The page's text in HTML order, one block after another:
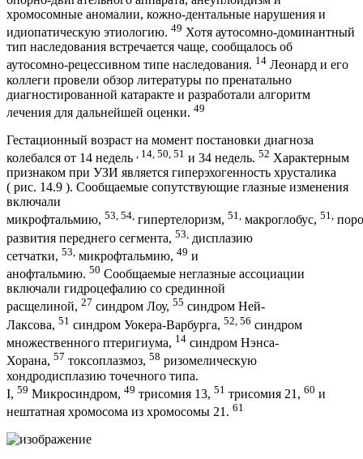
хромосомные аномалии, кожно-дентальные нарушения и
идиопатическую этиологию. 49 Хотя аутосомно-доминантный
тип наследования встречается чаще, сообщалось об
аутосомно-рецессивном типе наследования. 14 Леонард и его
коллеги провели обзор литературы по пренатально
диагностированной катаракте и разработали алгоритм
лечения для дальнейшей оценки. 49
Гестационный возраст на момент постановки диагноза
колебался от 14 недель
, 14, 50, 51 и 34 недель. 52 Характерным
признаком при УЗИ является гиперэхогенность хрусталика
( рис. 14.9 ). Сообщаемые сопутствующие глазные изменения
включали
микрофтальмию, 53, 54, гипертелоризм, 51, макроглобус, 51,
развития переднего сегмента, 53, дисплазию
сетчатки, 53, микрофтальмию, 49 и
анофтальмию. 50 Сообщаемые неглазные ассоциации
включали гидроцефалию со срединной
расщелиной, 27 синдром Лоу, 55 синдром Ней-
Лаксова, 51 синдром Уокера-Варбурга, 52, 56 синдром
множественного птеригиума, 14 синдром Нэнса-
Хорана, 57 токсоплазмоз, 58 ризомелическую
хондродисплазию точечного типа.
I, 59 Микросиндром, 49 трисомия 13, 51 трисомия 21, 60 и
нештатная хромосома из хромосомы 21. 61